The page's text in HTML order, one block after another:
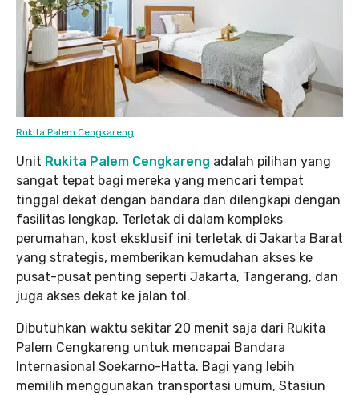
Rukita Palem Cengkareng
Unit Rukita Palem Cengkareng adalah pilihan yang
sangat tepat bagi mereka yang mencari tempat
tinggal dekat dengan bandara dan dilengkapi dengan
fasilitas lengkap. Terletak di dalam kompleks
perumahan, kost eksklusif ini terletak di Jakarta Barat
yang strategis, memberikan kemudahan akses ke
pusat-pusat penting seperti Jakarta, Tangerang, dan
juga akses dekat ke jalan tol.
Dibutuhkan waktu sekitar 20 menit saja dari Rukita
Palem Cengkareng untuk mencapai Bandara
Internasional Soekarno-Hatta. Bagi yang lebih
memilih menggunakan transportasi umum, Stasiun